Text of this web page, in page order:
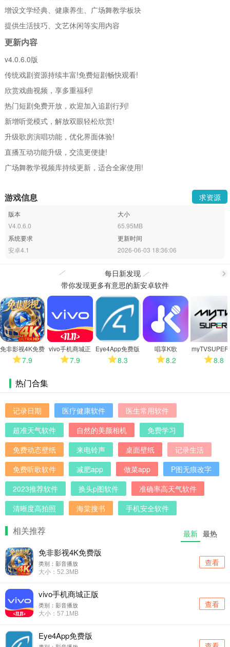
增设文学经典、健康养生、广场舞教学板块
提供生活技巧、文艺休闲等实用内容
更新内容
v4.0.6.0版
传统戏剧资源持续丰富!免费短剧畅快观看!
欣赏戏曲视频，享多重福利!
热门短剧免费开放，欢迎加入追剧行列!
新增听觉模式，解放双眼轻松欣赏!
升级歌房演唱功能，优化界面体验!
直播互动功能升级，交流更便捷!
广场舞教学视频库持续更新，适合全家使用!
游戏信息 求资源
版本
V4.0.6.0
大小
65.95MB
系统要求
安卓4.1
更新时间
2026-06-03 18:36:06
每日新发现
多
带你发现更多有意思的新安卓软件
免非影视4K免费
版7.9
vivo手机商城正
版7.9
Eye4App免费版
8.3
唱享K歌
8.2
能电视版
8.8
热门合集
记录日期 医疗健康软件
医生常用软件
超准天气软件
自然的美颜相机
免费学习
免费动态壁纸
来电铃声 桌面壁纸
记录生活
免费听歌软件
减肥app 做菜app
P图无痕改字
2023推荐软件
换头p图软件
准确率高天气软件
清晰度高拍照
海棠搜书 手机安全软件
相关推荐 最新 最热
免非影视4K免费版
类别：影音播放
大小：52.3MB
查看
vivo手机商城正版
类别：影音播放
大小：57.1MB
查看
Eye4App免费版